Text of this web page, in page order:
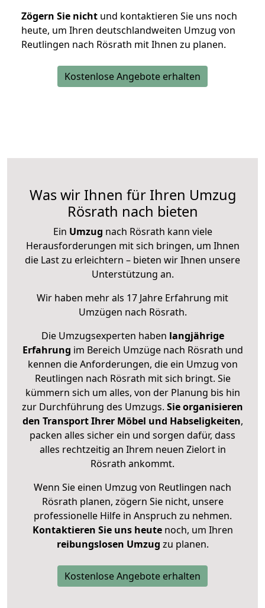
Zögern Sie nicht und kontaktieren Sie uns noch
heute, um Ihren deutschlandweiten Umzug von
Reutlingen nach Rösrath mit Ihnen zu planen.
Kostenlose Angebote erhalten
Was wir Ihnen für Ihren Umzug
Rösrath nach bieten
Ein Umzug nach Rösrath kann viele
Herausforderungen mit sich bringen, um Ihnen
die Last zu erleichtern – bieten wir Ihnen unsere
Unterstützung an.
Wir haben mehr als 17 Jahre Erfahrung mit
Umzügen nach Rösrath.
Die Umzugsexperten haben langjährige
Erfahrung im Bereich Umzüge nach Rösrath und
kennen die Anforderungen, die ein Umzug von
Reutlingen nach Rösrath mit sich bringt. Sie
kümmern sich um alles, von der Planung bis hin
zur Durchführung des Umzugs. Sie organisieren
den Transport Ihrer Möbel und Habseligkeiten,
packen alles sicher ein und sorgen dafür, dass
alles rechtzeitig an Ihrem neuen Zielort in
Rösrath ankommt.
Wenn Sie einen Umzug von Reutlingen nach
Rösrath planen, zögern Sie nicht, unsere
professionelle Hilfe in Anspruch zu nehmen.
Kontaktieren Sie uns heutenoch, um Ihren
reibungslosen Umzug zu planen.
Kostenlose Angebote erhalten